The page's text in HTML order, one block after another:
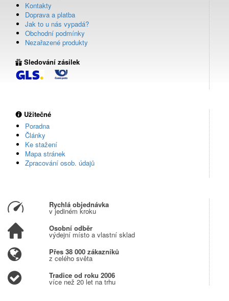
Kontakty
Doprava a platba
Jak to u nás vypadá?
Obchodní podmínky
Nezařazené produkty
Sledování zásilek
Užitečné
Poradna
Články
Ke stažení
Mapa stránek
Zpracování osob. údajů
Rychlá objednávka
v jediném kroku
Osobní odběr
výdejní místo a vlastní sklad
Přes 38 000 zákazníků
z celého světa
Tradice od roku 2006
více než 20 let na trhu